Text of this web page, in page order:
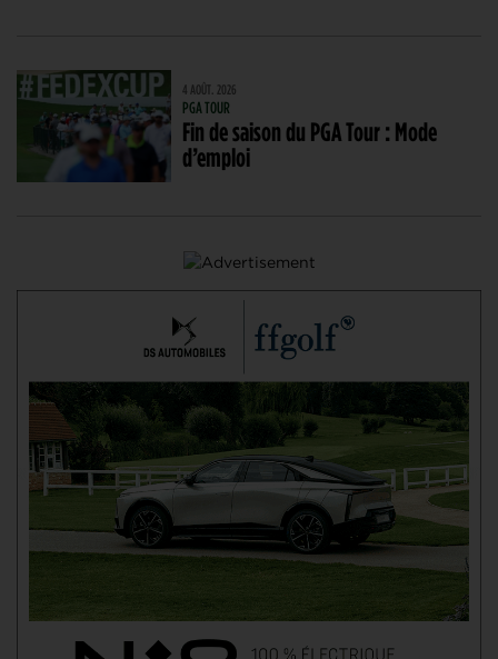
4 AOÛT. 2026
PGA TOUR
Fin de saison du PGA Tour : Mode
d’emploi